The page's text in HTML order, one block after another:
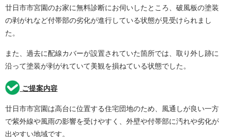
廿日市市宮園のお家に無料診断にお伺いしたところ、破風板の塗装
の剥がれなど付帯部の劣化が進行している状態が見受けられまし
た。
また、過去に配線カバーが設置されていた箇所では、取り外し跡に
沿って塗装が剥がれていて美観を損ねている状態でした。
ご提案内容
廿日市市宮園は高台に位置する住宅団地のため、風通しが良い一方
で紫外線や風雨の影響を受けやすく、外壁や付帯部に汚れや劣化が
出やすい地域です。